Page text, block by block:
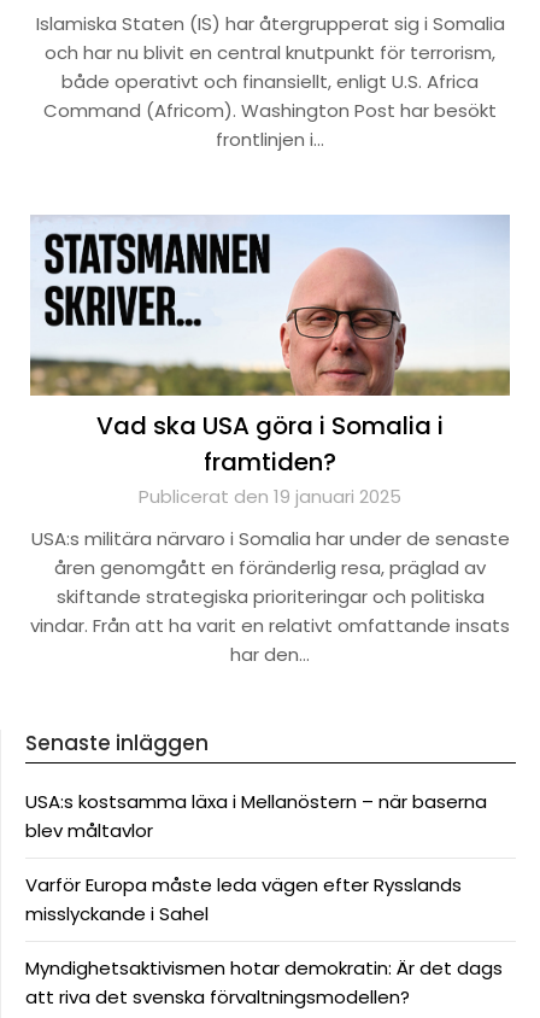
Islamiska Staten (IS) har återgrupperat sig i Somalia
och har nu blivit en central knutpunkt för terrorism,
både operativt och finansiellt, enligt U.S. Africa
Command (Africom). Washington Post har besökt
frontlinjen i…
Vad ska USA göra i Somalia i
framtiden?
Publicerat den 19 januari 2025
USA:s militära närvaro i Somalia har under de senaste
åren genomgått en föränderlig resa, präglad av
skiftande strategiska prioriteringar och politiska
vindar. Från att ha varit en relativt omfattande insats
har den…
Senaste inläggen
USA:s kostsamma läxa i Mellanöstern – när baserna
blev måltavlor
Varför Europa måste leda vägen efter Rysslands
misslyckande i Sahel
Myndighetsaktivismen hotar demokratin: Är det dags
att riva det svenska förvaltningsmodellen?